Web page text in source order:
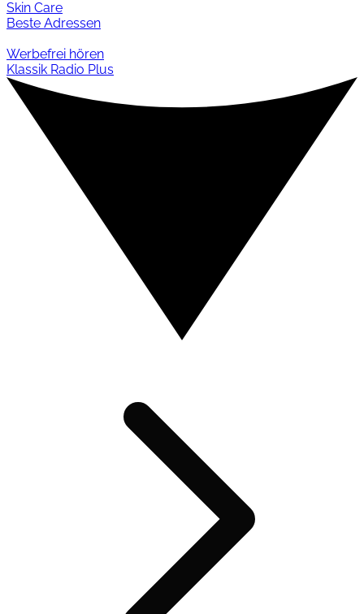
Skin Care
Beste Adressen
Werbefrei hören
Klassik Radio Plus